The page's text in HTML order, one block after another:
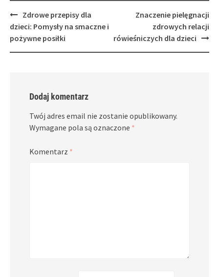
Post
navigation
Zdrowe przepisy dla
dzieci: Pomysły na smaczne i
pożywne posiłki
Znaczenie pielęgnacji
zdrowych relacji
rówieśniczych dla dzieci
Dodaj komentarz
Twój adres email nie zostanie opublikowany.
Wymagane pola są oznaczone *
Komentarz *